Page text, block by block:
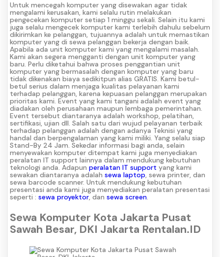
Untuk mencegah komputer yang disewakan agar tidak
mengalami kerusakan, kami selalu rutin melakukan
pengecekan komputer setiap 1 minggu sekali. Selain itu kami
juga selalu mengecek komputer kami terlebih dahulu sebelum
dikirimkan ke pelanggan, tujuannya adalah untuk memastikan
komputer yang di sewa pelanggan bekerja dengan baik.
Apabila ada unit komputer kami yang mengalami masalah.
Kami akan segera mengganti dengan unit komputer yang
baru. Perlu diketahui bahwa proses penggantian unit
komputer yang bermasalah dengan komputer yang baru
tidak dikenakan biaya sedikitpun alias GRATIS. Kami betul-
betul serius dalam menjaga kualitas pelayanan kami
terhadap pelanggan, karena kepuasan pelanggan merupakan
prioritas kami. Event yang kami tangani adalah event yang
diadakan oleh perusahaan maupun lembaga pemerintahan.
Event tersebut diantaranya adalah workshop, pelatihan,
sertifikasi, ujian dll. Salah satu dari wujud pelayanan terbaik
terhadap pelanggan adalah dengan adanya Teknisi yang
handal dan berpengalaman yang kami miliki. Yang selalu siap
Stand-By 24 Jam. Sekedar informasi bagi anda, selain
menyewakan komputer ditempat kami juga menyediakan
peralatan IT support lainnya dalam mendukung kebutuhan
teknologi anda. Adapun peralatan IT support yang kami
sewakan diantaranya adalah sewa laptop, sewa printer, dan
sewa barcode scanner. Untuk mendukung kebutuhan
presentasi anda kami juga menyediakan peralatan presentasi
seperti : sewa proyektor, dan sewa screen.
Sewa Komputer Kota Jakarta Pusat
Sawah Besar, DKI Jakarta Rentalan.ID